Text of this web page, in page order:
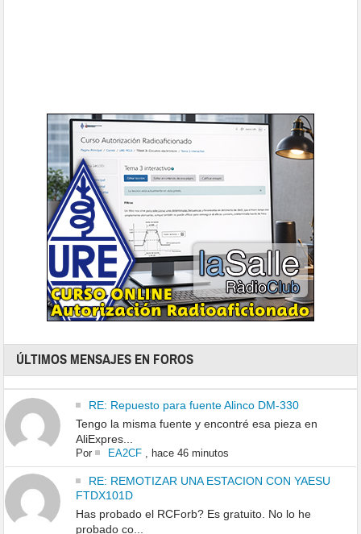
ÚLTIMOS MENSAJES EN FOROS
RE: Repuesto para fuente Alinco DM-330
Tengo la misma fuente y encontré esa pieza en
AliExpres...
Por EA2CF, hace 46 minutos
RE: REMOTIZAR UNA ESTACION CON YAESU
FTDX101D
Has probado el RCForb? Es gratuito. No lo he
probado co...